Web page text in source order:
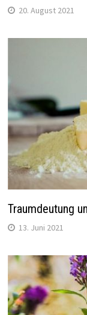
20. August 2021
Traumdeutung
13. Juni 2021